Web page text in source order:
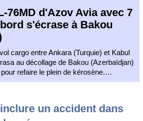
76MD d'Azov Aviaavec 7
s'écrase à Bakou
cargo entre Ankara (Turquie) et Kabul
au décollage de Bakou (Azerbaïdjan)
refaire le plein de kérosène.…
un accident dans